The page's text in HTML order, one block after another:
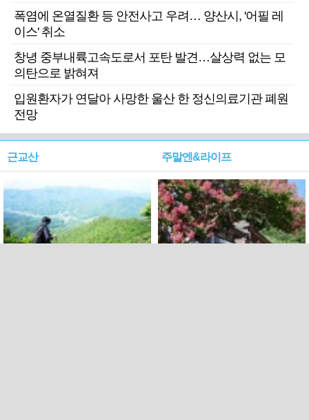
폭염에 온열질환 등 안전사고 우려… 양산시, '어필 레
이스' 취소
창녕 중부내륙고속도로서 포탄 발견…살상력 없는 모
의탄으로 밝혀져
입원환자가 연달아 사망한 울산 한 정신의료기관 폐원
전망
근교산 주말엔&라이프